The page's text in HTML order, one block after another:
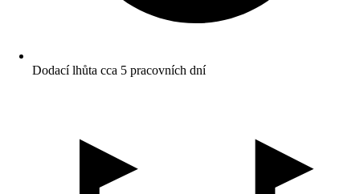
Dodací lhůta cca 5 pracovních dní